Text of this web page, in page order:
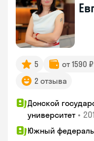
5 от 1590
2 отзыва
Донской
университет •
Южный